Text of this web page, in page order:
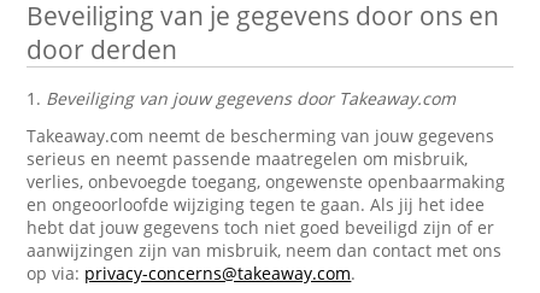
Beveiliging van je gegevens door ons en
door derden
1. Beveiliging van jouw gegevens door Takeaway.com
Takeaway.com neemt de bescherming van jouw gegevens
serieus en neemt passende maatregelen om misbruik,
verlies, onbevoegde toegang, ongewenste openbaarmaking
en ongeoorloofde wijziging tegen te gaan. Als jij het idee
hebt dat jouw gegevens toch niet goed beveiligd zijn of er
aanwijzingen zijn van misbruik, neem dan contact met ons
op via: privacy-concerns@takeaway.com.